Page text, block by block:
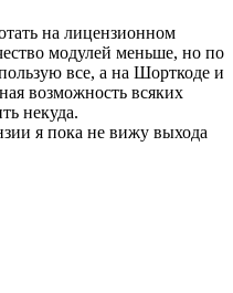
на лицензионном
модулей меньше, но по
все, а на Шорткоде и
возможность всяких
некуда.
я пока не вижу выхода